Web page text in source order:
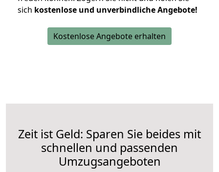
sich kostenlose und unverbindliche Angebote!
Kostenlose Angebote erhalten
Zeit ist Geld: Sparen Sie beides mit
schnellen und passenden
Umzugsangeboten